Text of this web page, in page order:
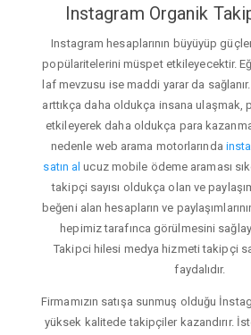
Instagram Organik
Instagram hesaplarının büyüyüp
popülaritelerini müspet etkileyecektir.
laf mevzusu ise maddi yarar da
arttıkça daha oldukça insana ulaşmak,
etkileyerek daha oldukça para
nedenle web arama motorlarında
satın al ucuz mobile ödeme araması
takipçi sayısı oldukça olan ve
beğeni alan hesapların ve
hepimiz tarafınca görülmesini
Takipci hilesi medya hizmeti takipçi
faydalıdır.
Firmamızın satışa sunmuş olduğu
yüksek kalitede takipçiler kazandırır.